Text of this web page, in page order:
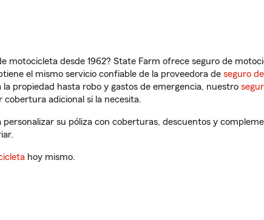
motocicleta desde 1962? State Farm ofrece seguro de
el mismo servicio confiable de la proveedora de seguro
la propiedad hasta robo y gastos de emergencia, nuestro
cobertura adicional si la necesita.
su póliza con coberturas, descuentos y
hoy mismo.